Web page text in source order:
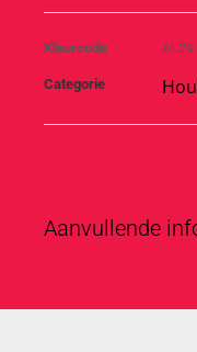
Kleurcode AL29
Categorie
Aanvullende